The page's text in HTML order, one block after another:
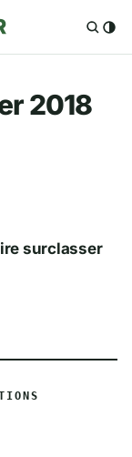
—
2018
surclasser